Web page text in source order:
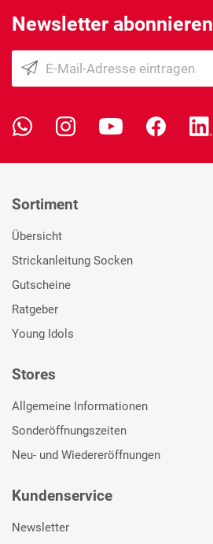
Newsletter abonnieren
Sortiment
Übersicht
Strickanleitung Socken
Gutscheine
Ratgeber
Young Idols
Stores
Allgemeine Informationen
Sonderöffnungszeiten
Neu- und Wiedereröffnungen
Kundenservice
Newsletter